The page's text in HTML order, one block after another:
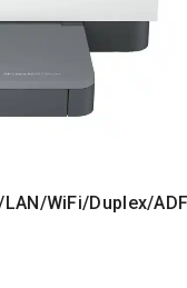
WiFi/Duplex/